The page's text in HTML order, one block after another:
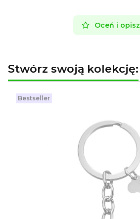
Oceń i opisz
Stwórz swoją kolekcję:
Bestseller